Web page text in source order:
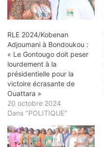
RLE 2024/Kobenan
Adjoumani à Bondoukou :
« Le Gontougo doit peser
lourdement à la
présidentielle pour la
victoire écrasante de
Ouattara »
20 octobre 2024
Dans "POLITIQUE"